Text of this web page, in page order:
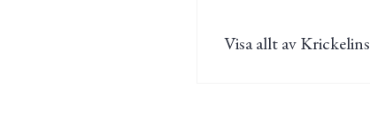
Visa allt av Krickelins